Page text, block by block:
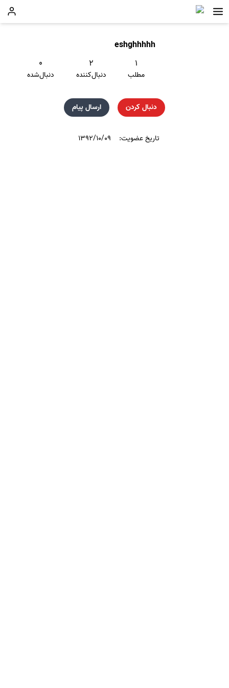
eshghhhhh
۱
مطلب
۲
دنبال‌کننده
۰
دنبال‌شده
دنبال کردن ارسال پیام
تاریخ عضویت: ۱۳۹۲/۱۰/۰۹